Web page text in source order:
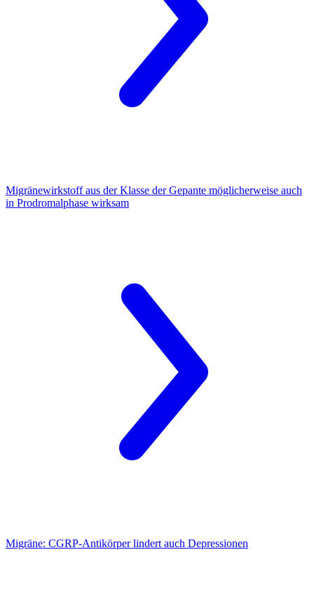
Migränewirkstoffaus der Klasse der Gepante möglicherweise auch
in Prodromalphase wirksam
Migräne: CGRP-Antikörper lindert auch Depressionen